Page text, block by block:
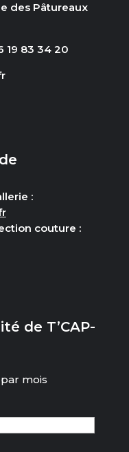
des Pâtureaux
19 83 34 20
:
couture :
de T’CAP-
mois